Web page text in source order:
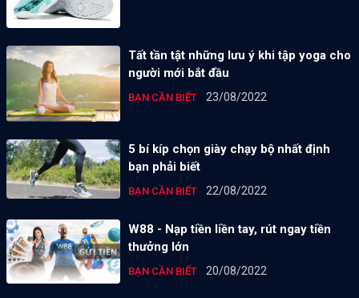
Tất tần tật những lưu ý khi tập yoga cho
người mới bắt đầu
BẠN CẦN BIẾT 23/08/2022
5 bí kíp chọn giày chạy bộ nhất định
bạn phải biết
BẠN CẦN BIẾT 22/08/2022
W88 - Nạp tiền liền tay, rút ngay tiền
thưởng lớn
BẠN CẦN BIẾT 20/08/2022